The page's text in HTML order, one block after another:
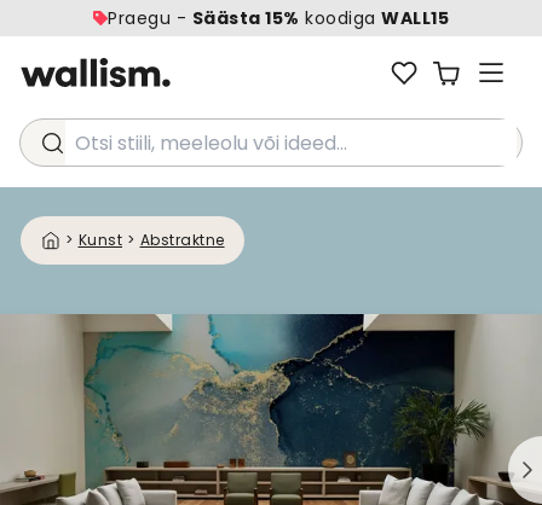
Praegu - Säästa 15% koodiga WALL15
Otsi stiili, meeleolu või ideed...
> Kunst > Abstraktne